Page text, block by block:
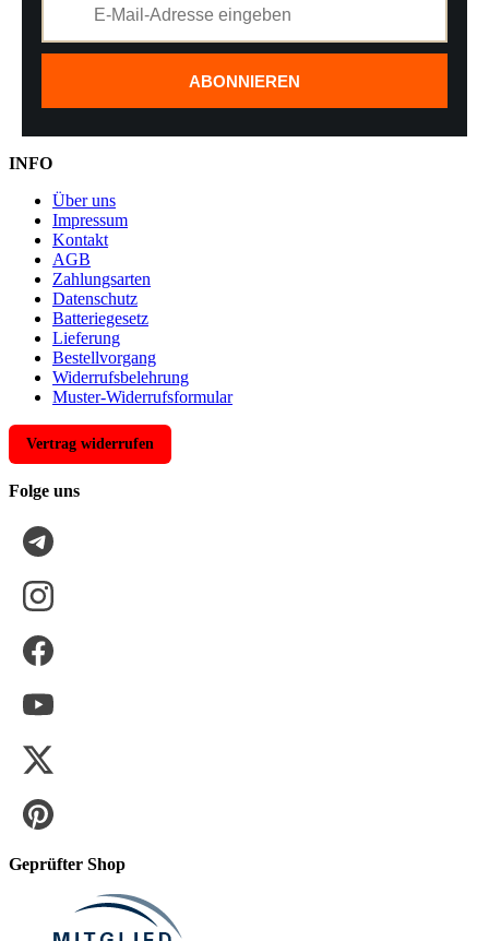
ABONNIEREN
INFO
Über uns
Impressum
Kontakt
AGB
Zahlungsarten
Datenschutz
Batteriegesetz
Lieferung
Bestellvorgang
Widerrufsbelehrung
Muster-Widerrufsformular
Vertrag widerrufen
Folge uns
Geprüfter Shop